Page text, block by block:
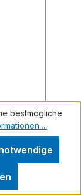
bestmögliche
...